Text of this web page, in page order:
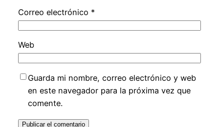
Correo electrónico *
Web
Guarda mi nombre, correo electrónico y web
en este navegador para la próxima vez que
comente.